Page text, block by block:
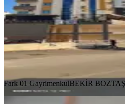
3+1· 130 m² 7. Kat
25.000 ₺
Fark 01 GayrimenkulBEKİR BOZTAŞ
Ara
Fark 01 GayrimenkulBEKİR BOZTAŞ